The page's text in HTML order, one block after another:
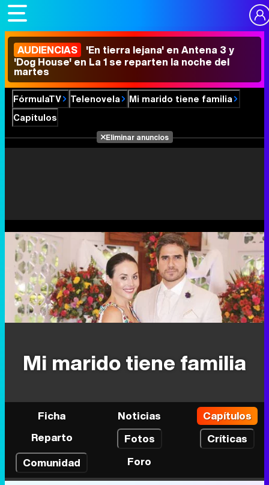
AUDIENCIAS 'En tierra lejana' en Antena 3 y
'Dog House' en La 1 se reparten la noche del
martes
FórmulaTV Telenovela
Mi marido tiene familia
Capítulos
Eliminar anuncios
Mi marido tiene familia
Ficha Noticias
Capítulos
Reparto
Fotos
Críticas
Comunidad
Foro